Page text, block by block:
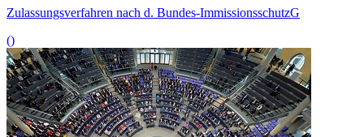
Zulassungsverfahren nach d. Bundes-ImmissionsschutzG
()